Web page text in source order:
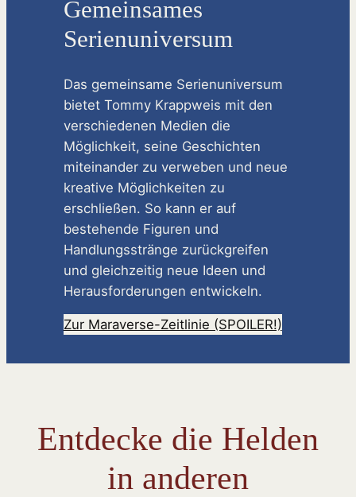
Gemeinsames
Serienuniversum
Das gemeinsame Serienuniversum
bietet Tommy Krappweis mit den
verschiedenen Medien die
Möglichkeit, seine Geschichten
miteinander zu verweben und neue
kreative Möglichkeiten zu
erschließen. So kann er auf
bestehende Figuren und
Handlungsstränge zurückgreifen
und gleichzeitig neue Ideen und
Herausforderungen entwickeln.
Zur Maraverse-Zeitlinie (SPOILER!)
Entdecke die Helden
in anderen